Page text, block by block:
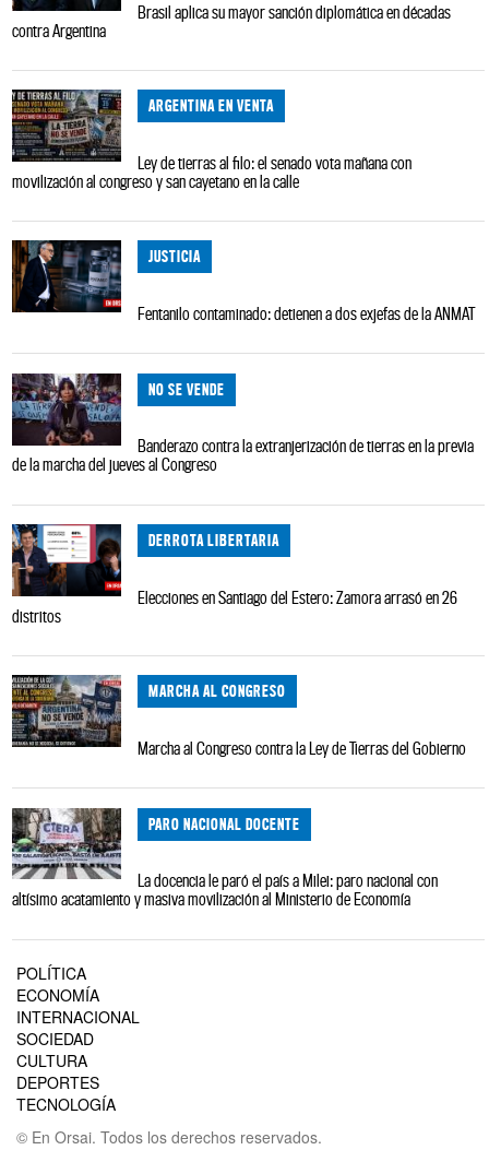
Brasil aplica su mayor sanción diplomática en décadas
contra Argentina
ARGENTINA EN VENTA
Ley de tierras al filo: el senado vota mañana con
movilización al congreso y san cayetano en la calle
JUSTICIA
Fentanilo contaminado: detienen a dos exjefas de la ANMAT
NO SE VENDE
Banderazo contra la extranjerización de tierras en la previa
de la marcha del jueves al Congreso
DERROTA LIBERTARIA
Elecciones en Santiago del Estero: Zamora arrasó en 26
distritos
MARCHA AL CONGRESO
Marcha al Congreso contra la Ley de Tierras del Gobierno
PARO NACIONAL DOCENTE
La docencia le paró el país a Milei: paro nacional con
altísimo acatamiento y masiva movilización al Ministerio de Economía
POLÍTICA
ECONOMÍA
INTERNACIONAL
SOCIEDAD
CULTURA
DEPORTES
TECNOLOGÍA
© En Orsai. Todos los derechos reservados.